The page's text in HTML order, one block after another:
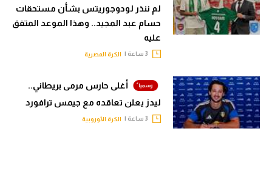
لم ننذر لودوجوريتس بشأن مستحقات
حسام عبد المجيد.. وهذا الموعد المتفق
عليه
الكرة المصرية
أغلى حارس مرمى بريطاني..
ليدز يعلن تعاقده مع جيمس ترافورد
الكرة الأوروبية